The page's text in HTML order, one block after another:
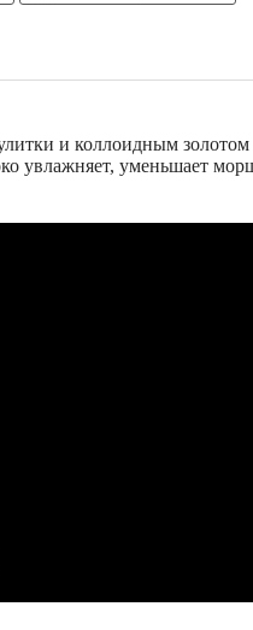
и коллоидным
увлажняет, уменьшает